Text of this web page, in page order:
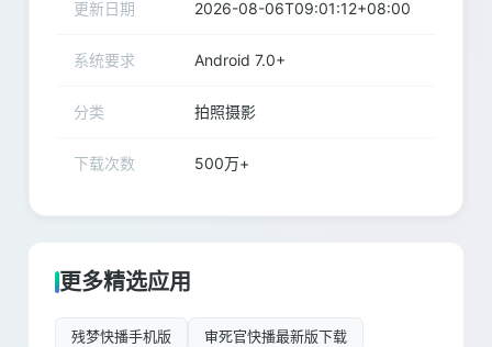
更新日期 2026-08-06T09:01:12+08:00
系统要求 Android 7.0+
分类 拍照摄影
下载次数 500万+
更多精选应用
残梦快播手机版 审死官快播最新版下载